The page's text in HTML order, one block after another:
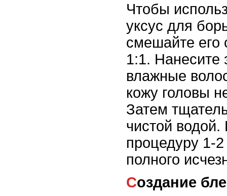
Чтобы
уксус для
смешайте его
1:1. Нанесите
влажные
кожу головы
Затем
чистой водой.
процедуру 1-
полного
Создание